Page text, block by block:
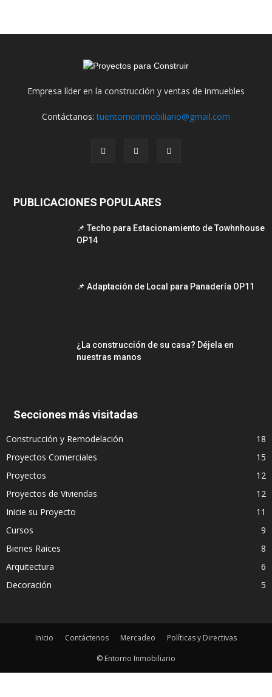
Empresa líder en la construcción y ventas de inmuebles
Contáctanos:tuentornoinmobiliario@gmail.com
PUBLICACIONES POPULARES
📌 Techo para Estacionamiento de Towhnhouse
OP14
📌 Adaptación de Local para Panadería OP11
¿La construcción de su casa? Déjela en
nuestras manos
Secciones más visitadas
Construcción y Remodelación
18
Proyectos Comerciales
15
Proyectos
12
Proyectos de Viviendas
12
Inicie su Proyecto
11
Cursos
9
Bienes Raices
8
Arquitectura
6
Decoración
5
Inicio Contáctenos Mercadeo
Políticas y Directivas
© Entorno Inmobiliario